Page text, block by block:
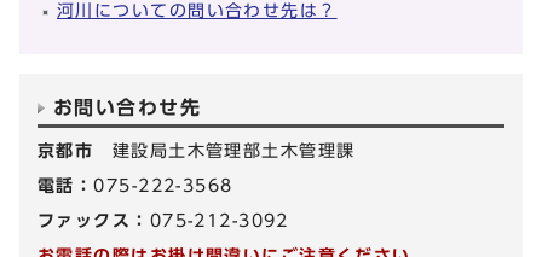
河川についての問い合わせ先は？
お問い合わせ先
京都市 建設局土木管理部土木管理課
電話：075-222-3568
ファックス： 075-212-3092